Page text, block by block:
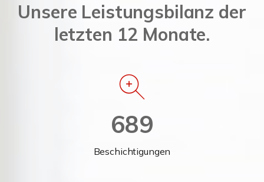
Unsere Leistungsbilanz der
letzten 12 Monate.
689
Beschichtigungen